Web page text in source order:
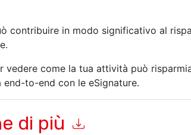
contribuire in modo significativo al
vedere come la tua attività può
to-end con le eSignature.
di più